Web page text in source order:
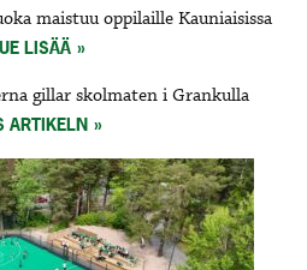
maistuu oppilaille Kauniaisissa
LISÄÄ
gillar skolmaten i Grankulla
ARTIKELN